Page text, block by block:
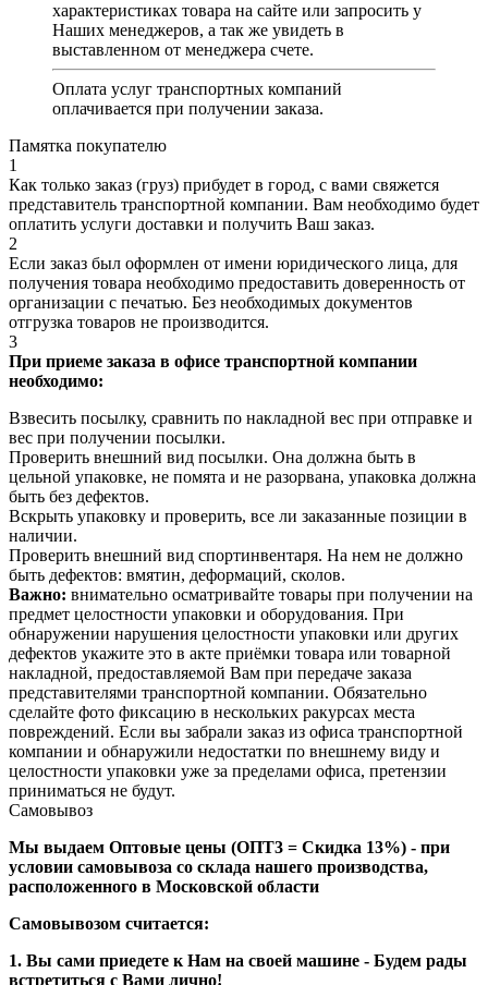
характеристиках товара на сайте или запросить у
Наших менеджеров, а так же увидеть в
выставленном от менеджера счете.
Оплата услуг транспортных компаний
оплачивается при получении заказа.
Памятка покупателю
1
Как только заказ (груз) прибудет в город, с вами свяжется
представитель транспортной компании. Вам необходимо будет
оплатить услуги доставки и получить Ваш заказ.
2
Если заказ был оформлен от имени юридического лица, для
получения товара необходимо предоставить доверенность от
организации с печатью. Без необходимых документов
отгрузка товаров не производится.
3
При приеме заказа в офисе транспортной компании
необходимо:
Взвесить посылку, сравнить по накладной вес при отправке и
вес при получении посылки.
Проверить внешний вид посылки. Она должна быть в
цельной упаковке, не помята и не разорвана, упаковка должна
быть без дефектов.
Вскрыть упаковку и проверить, все ли заказанные позиции в
наличии.
Проверить внешний вид спортинвентаря. На нем не должно
быть дефектов: вмятин, деформаций, сколов.
Важно: внимательно осматривайте товары при получении на
предмет целостности упаковки и оборудования. При
обнаружении нарушения целостности упаковки или других
дефектов укажите это в акте приёмки товара или товарной
накладной, предоставляемой Вам при передаче заказа
представителями транспортной компании. Обязательно
сделайте фото фиксацию в нескольких ракурсах места
повреждений. Если вы забрали заказ из офиса транспортной
компании и обнаружили недостатки по внешнему виду и
целостности упаковки уже за пределами офиса, претензии
приниматься не будут.
Самовывоз
Мы выдаем Оптовые цены (ОПТ3 = Скидка 13%) - при
условии самовывоза со склада нашего производства,
расположенного в Московской области
Самовывозом считается:
1. Вы сами приедете к Нам на своей машине - Будем рады
встретиться с Вами лично!